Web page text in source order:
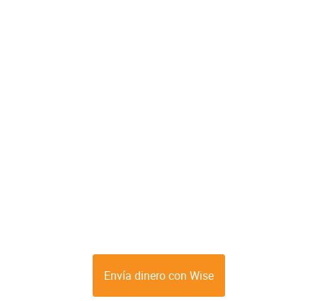
Envía dinero con Wise